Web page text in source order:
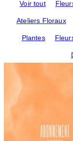
Voir tout
Ateliers Floraux
Plantes